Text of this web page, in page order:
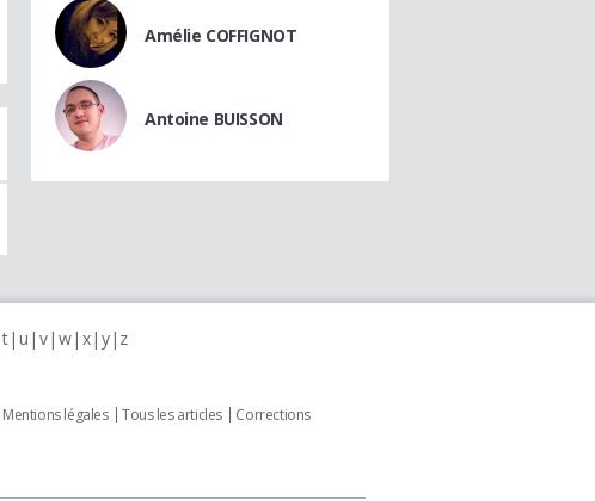
Amélie COFFIGNOT
Antoine BUISSON
t u v w x y z
Mentions légales Tous les articles
Corrections